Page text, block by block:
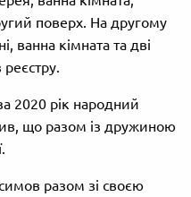
поверх. На другому
ванна кімната та дві
реєстру.
2020 рік народний
що разом із дружиною
разом зі своєю